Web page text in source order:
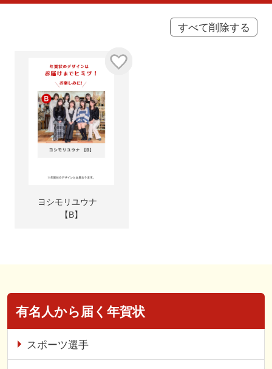
すべて削除する
ヨシモリユウナ
【B】
有名人から届く年賀状
スポーツ選手